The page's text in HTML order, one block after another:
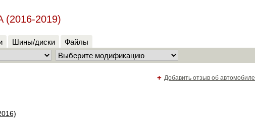
(2016-2019)
Шины/диски Файлы
+ Добавить отзыв об автомобиле